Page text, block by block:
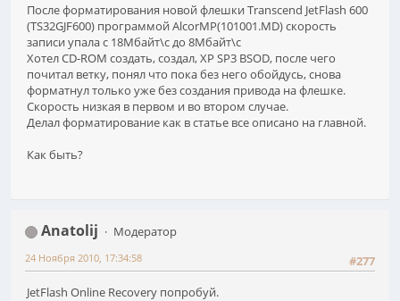
После форматирования новой флешки Transcend JetFlash 600
(TS32GJF600) программой AlcorMP(101001.MD) скорость
записи упала с 18Мбайт\с до 8Мбайт\с
Хотел CD-ROM создать, создал, XP SP3 BSOD, после чего
почитал ветку, понял что пока без него обойдусь, снова
форматнул только уже без создания привода на флешке.
Скорость низкая в первом и во втором случае.
Делал форматирование как в статье все описано на главной.
Как быть?
Anatolij
Модератор
#277
24 Ноября 2010, 17:34:58
JetFlash Online Recovery попробуй.